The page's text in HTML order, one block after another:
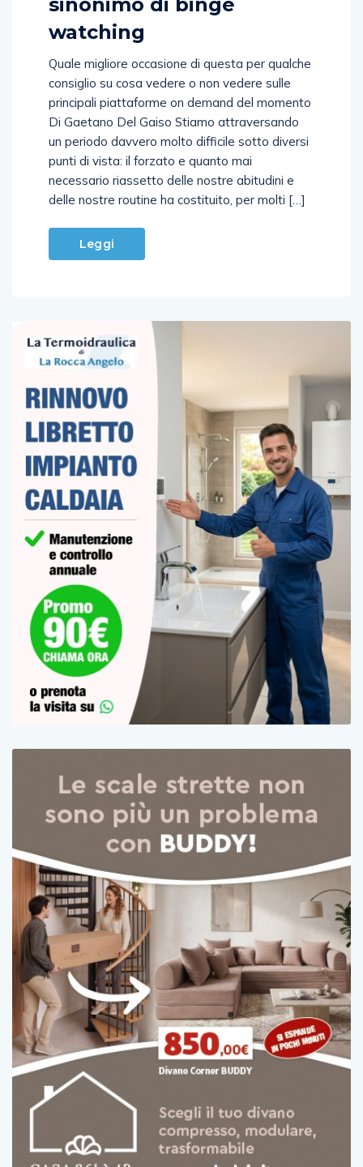
watching
Quale migliore occasione di questa per qualche
consiglio su cosa vedere o non vedere sulle
principali piattaforme on demand del momento
Di Gaetano Del Gaiso Stiamo attraversando
un periodo davvero molto difficile sotto diversi
punti di vista: il forzato e quanto mai
necessario riassetto delle nostre abitudini e
delle nostre routine ha costituito, per molti […]
Leggi